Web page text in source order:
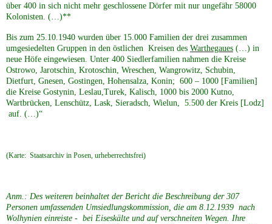
Sitemap (10)
Datenschutz
über 400 in sich nicht mehr geschlossene Dörfer mit nur ungefähr 58000
Kolonisten. (…)**
Bis zum 25.10.1940 wurden über 15.000 Familien der drei zusammen
umgesiedelten Gruppen in den östlichen Kreisen des Warthegaues (…) in
neue Höfe eingewiesen. Unter 400 Siedlerfamilien nahmen die Kreise
Ostrowo, Jarotschin, Krotoschin, Wreschen, Wangrowitz, Schubin,
Dietfurt, Gnesen, Gostingen, Hohensalza, Konin; 600 – 1000 [Familien]
die Kreise Gostynin, Leslau,Turek, Kalisch, 1000 bis 2000 Kutno,
Wartbrücken, Lenschütz, Lask, Sieradsch, Wielun, 5.500 der Kreis [Lodz]
auf. (…)“
(Karte: Staatsarchiv in Posen, urheberrechtsfrei)
Anm.: Des weiteren beinhaltet der Bericht die Beschreibung der 307
Personen umfassenden Umsiedlungskommission, die am 8.12.1939 nach
Wolhynien einreiste - bei Eiseskälte und auf verschneiten Wegen. Ihre